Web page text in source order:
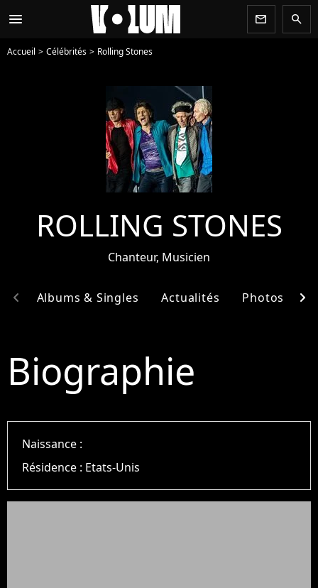
menu newsletter search
Accueil Célébrités Rolling Stones
ROLLING STONES
Chanteur, Musicien
Albums & Singles Actualités Photos
chevron_left chevron_right
Biographie
Naissance :
Résidence : Etats-Unis